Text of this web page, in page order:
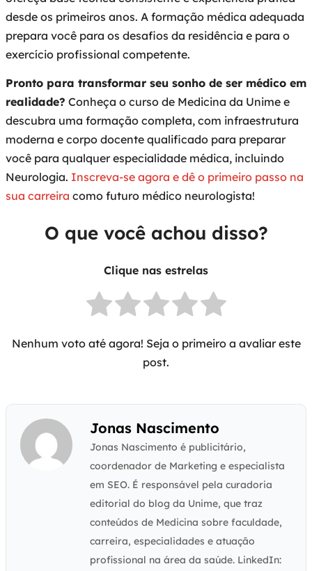
desde os primeiros anos. A formação médica adequada
prepara você para os desafios da residência e para o
exercício profissional competente.
Pronto para transformar seu sonho de ser médico em
realidade? Conheça o curso de Medicina da Unime e
descubra uma formação completa, com infraestrutura
moderna e corpo docente qualificado para preparar
você para qualquer especialidade médica, incluindo
Neurologia. Inscreva-se agora e dê o primeiro passo na
sua carreira como futuro médico neurologista!
O que você achou disso?
Clique nas estrelas
Nenhum voto até agora! Seja o primeiro a avaliar este
post.
Jonas Nascimento
Jonas Nascimento é publicitário,
coordenador de Marketing e especialista
em SEO. É responsável pela curadoria
editorial do blog da Unime, que traz
conteúdos de Medicina sobre faculdade,
carreira, especialidades e atuação
profissional na área da saúde. LinkedIn: